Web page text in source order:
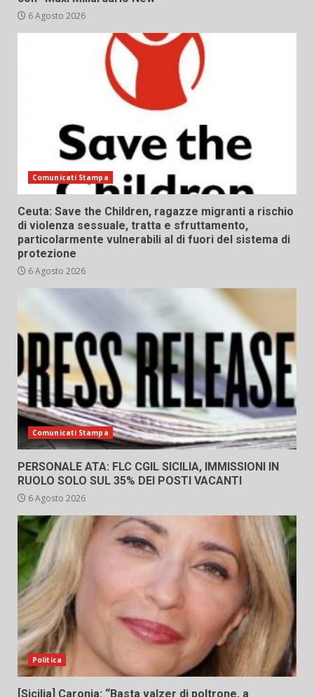
6 Agosto 2026
Comunicati Stampa
Ceuta: Save the Children, ragazze migranti a rischio
di violenza sessuale, tratta e sfruttamento,
particolarmente vulnerabili al di fuori del sistema di
protezione
6 Agosto 2026
Comunicati Stampa
PERSONALE ATA: FLC CGIL SICILIA, IMMISSIONI IN
RUOLO SOLO SUL 35% DEI POSTI VACANTI
6 Agosto 2026
Politica
[Sicilia] Caronia: “Basta valzer di poltrone, a